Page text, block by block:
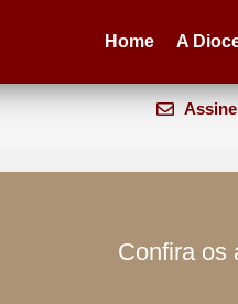
Home A
Confira os